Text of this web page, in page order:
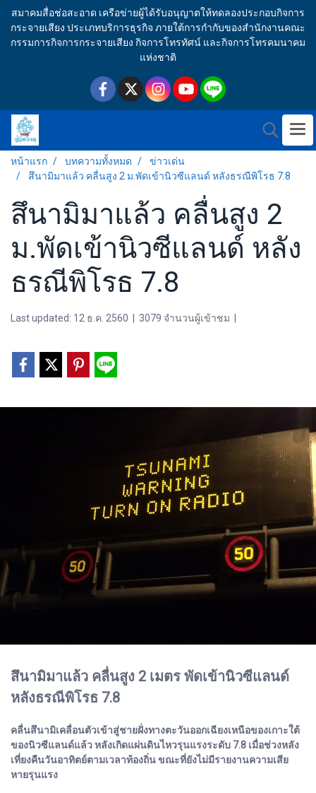
สมาคมสื่อช่อสะอาด เครือข่ายผู้ได้รับอนุญาตให้ทดลองประกอบกิจการ
กระจายเสียง ประเภทบริการธุรกิจ ภายใต้การกำกับของสำนักงานคณะ
กรรมการกิจการกระจายเสียง กิจการโทรทัศน์ และกิจการโทรคมนาคม
แห่งชาติ
หน้าแรก บทความทั้งหมด
ข่าวเด่น
สึนามิมาแล้ว คลื่นสูง 2 ม.พัดเข้านิวซีแลนด์ หลังธรณีพิโรธ 7.8
สึนามิมาแล้ว คลื่นสูง 2
ม.พัดเข้านิวซีแลนด์ หลัง
ธรณีพิโรธ 7.8
Last updated: 12 ธ.ค. 2560 3079 จำนวนผู้เข้าชม
สึนามิมาแล้ว คลื่นสูง 2 เมตร พัดเข้านิวซีแลนด์
หลังธรณีพิโรธ 7.8
คลื่นสึนามิเคลื่อนตัวเข้าสู่ชายฝั่งทางตะวันออกเฉียงเหนือของเกาะใต้
ของนิวซีแลนด์แล้ว หลังเกิดแผ่นดินไหวรุนแรงระดับ 7.8 เมื่อช่วงหลัง
เที่ยงคืนวันอาทิตย์ตามเวลาท้องถิ่น ขณะที่ยังไม่มีรายงานความเสีย
หายรุนแรง